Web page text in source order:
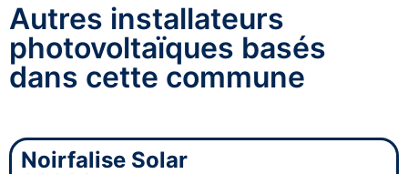
Autres installateurs
photovoltaïques basés
dans cette commune
Noirfalise Solar